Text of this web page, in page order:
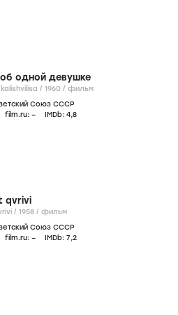
одной девушке
Ambavi erti kalishvilisa / 1960 / фильм
Союз СССР
film.ru: – IMDb: 4,8
qvrivi
Otaraant qvrivi / 1958 / фильм
Союз СССР
film.ru: – IMDb: 7,2